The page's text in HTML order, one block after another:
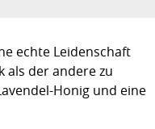
echte Leidenschaft
als der andere zu
Honig und eine